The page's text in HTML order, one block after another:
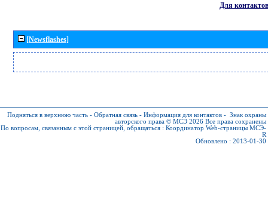
Для контактов
[Newsflashes]
Подняться в верхнюю часть - Обратная связь - Информация для контактов - Знак охраны
авторского права © МСЭ 2026 Все права сохранены
По вопросам, связанным с этой страницей, обращаться : Координатор Web-страницы МСЭ-
R
Обновлено : 2013-01-30